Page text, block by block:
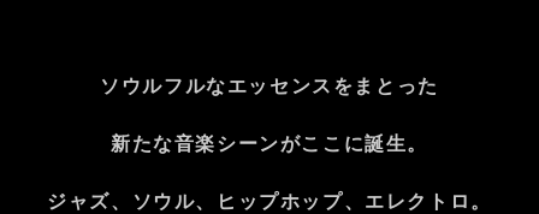
ソウルフルなエッセンスをまとった
新たな音楽シーンがここに誕生。
ジャズ、ソウル、ヒップホップ、エレクトロ。